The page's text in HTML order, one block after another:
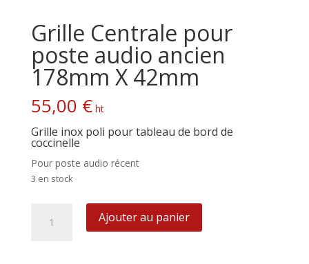
Grille Centrale pour
poste audio ancien
178mm X 42mm
55,00 € ht
Grille inox poli pour tableau de bord de
coccinelle
Pour poste audio récent
3 en stock
Ajouter au panier